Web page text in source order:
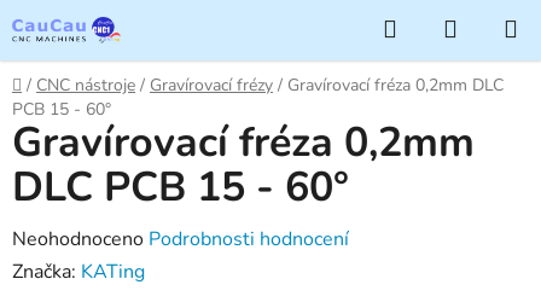
na
obsah
Hledat
KOŠÍK
Domů
/ CNC nástroje / Gravírovací frézy / Gravírovací fréza 0,2mm DLC
PCB 15 - 60°
Gravírovací fréza 0,2mm
DLC PCB 15 - 60°
Průměrné
hodnocení
Neohodnoceno Podrobnosti hodnocení
Značka: KATing